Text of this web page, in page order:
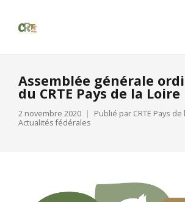
Assemblée générale
du CRTE Pays de la Loire
2 novembre 2020 Publié par CRTE Pays
Actualités fédérales